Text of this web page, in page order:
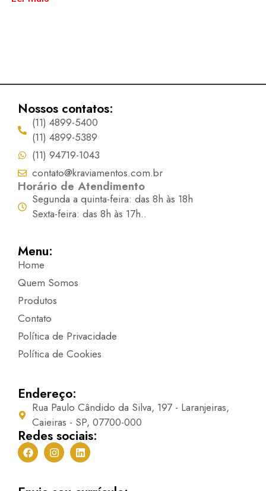
Nossos contatos:
(11) 4899-5400
(11) 4899-5389
(11) 94719-1043
contato@kraviamentos.com.br
Horário de Atendimento
Segunda a quinta-feira: das 8h às 18h
Sexta-feira: das 8h às 17h..
Menu:
Home
Quem Somos
Produtos
Contato
Política de Privacidade
Política de Cookies
Endereço:
Rua Paulo Cândido da Silva, 197 - Laranjeiras,
Caieiras - SP, 07700-000
Redes sociais: